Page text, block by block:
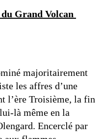
Grand Volcan
majoritairement
les affres d’une
l’ère Troisième, la fin
là même en la
Encerclé par